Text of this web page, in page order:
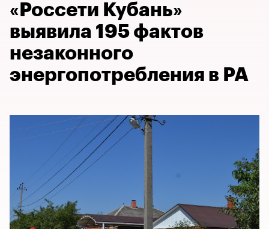
«Россети Кубань»
выявила 195 фактов
незаконного
энергопотребления в РА